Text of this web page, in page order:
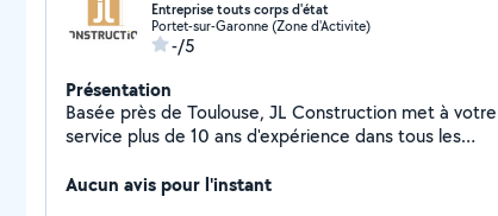
Entreprise touts corps d'état
Portet-sur-Garonne (Zone d'Activite)
-/5
Présentation
Basée près de Toulouse, JL Construction met à votre
service plus de 10 ans d'expérience dans tous les
générale - Construction neuve & Rénovation - Création
Aucun avis pour l'instant